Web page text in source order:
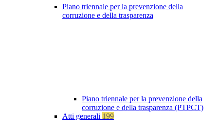
Piano triennale per la prevenzione della
corruzione e della trasparenza
Piano triennale per la prevenzione della
corruzione e della trasparenza (PTPCT)
Atti generali 199